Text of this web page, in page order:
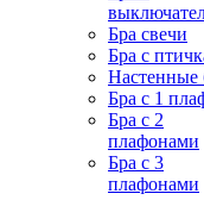
Бра свечи
Бра с
Настенные
Бра с 1
Бра с 2
плафонами
Бра с 3
плафонами